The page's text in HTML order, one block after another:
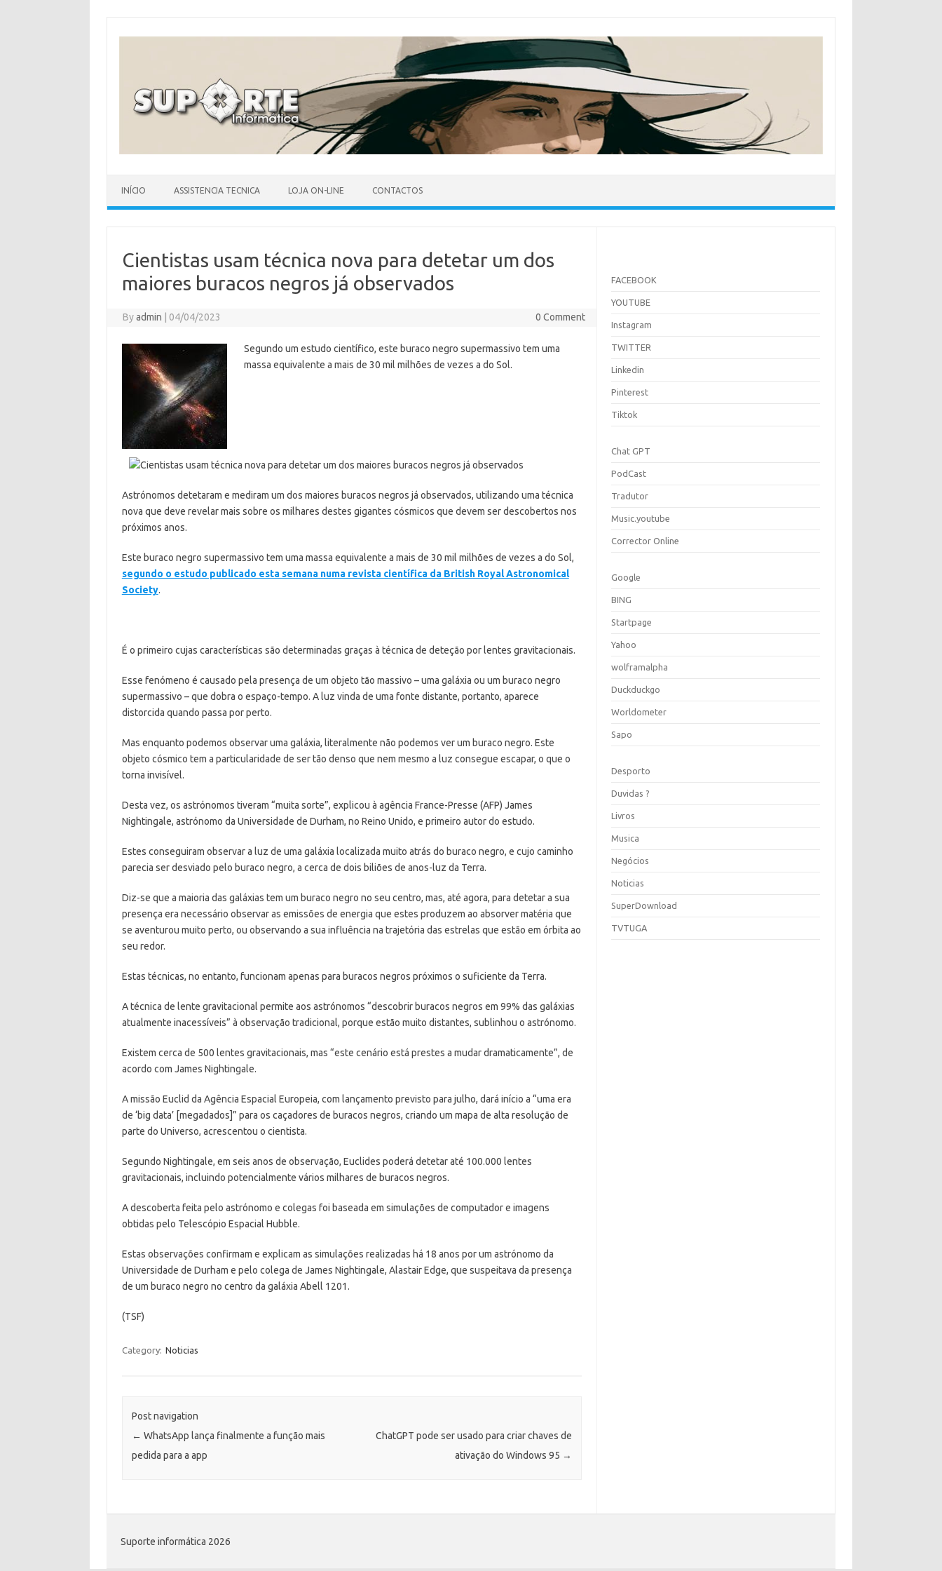
INÍCIO ASSISTENCIA TECNICA LOJA ON-LINE CONTACTOS
Cientistas usam técnica nova para detetar um dos
maiores buracos negros já observados
Byadmin 04/04/2023 0 Comment
Segundo um estudo científico, este buraco negro supermassivo tem uma
massa equivalente a mais de 30 mil milhões de vezes a do Sol.
Astrónomos detetaram e mediram um dos maiores buracos negros já observados, utilizando uma técnica
nova que deve revelar mais sobre os milhares destes gigantes cósmicos que devem ser descobertos nos
próximos anos.
Este buraco negro supermassivo tem uma massa equivalente a mais de 30 mil milhões de vezes a do Sol,
segundo o estudo publicado esta semana numa revista científica da British Royal Astronomical
Society.
É o primeiro cujas características são determinadas graças à técnica de deteção por lentes gravitacionais.
Esse fenómeno é causado pela presença de um objeto tão massivo – uma galáxia ou um buraco negro
supermassivo – que dobra o espaço-tempo. A luz vinda de uma fonte distante, portanto, aparece
distorcida quando passa por perto.
Mas enquanto podemos observar uma galáxia, literalmente não podemos ver um buraco negro. Este
objeto cósmico tem a particularidade de ser tão denso que nem mesmo a luz consegue escapar, o que o
torna invisível.
Desta vez, os astrónomos tiveram “muita sorte”, explicou à agência France-Presse (AFP) James
Nightingale, astrónomo da Universidade de Durham, no Reino Unido, e primeiro autor do estudo.
Estes conseguiram observar a luz de uma galáxia localizada muito atrás do buraco negro, e cujo caminho
parecia ser desviado pelo buraco negro, a cerca de dois biliões de anos-luz da Terra.
Diz-se que a maioria das galáxias tem um buraco negro no seu centro, mas, até agora, para detetar a sua
presença era necessário observar as emissões de energia que estes produzem ao absorver matéria que
se aventurou muito perto, ou observando a sua influência na trajetória das estrelas que estão em órbita ao
seu redor.
Estas técnicas, no entanto, funcionam apenas para buracos negros próximos o suficiente da Terra.
A técnica de lente gravitacional permite aos astrónomos “descobrir buracos negros em 99% das galáxias
atualmente inacessíveis” à observação tradicional, porque estão muito distantes, sublinhou o astrónomo.
Existem cerca de 500 lentes gravitacionais, mas “este cenário está prestes a mudar dramaticamente”, de
acordo com James Nightingale.
A missão Euclid da Agência Espacial Europeia, com lançamento previsto para julho, dará início a “uma era
de ‘big data’ [megadados]” para os caçadores de buracos negros, criando um mapa de alta resolução de
parte do Universo, acrescentou o cientista.
Segundo Nightingale, em seis anos de observação, Euclides poderá detetar até 100.000 lentes
gravitacionais, incluindo potencialmente vários milhares de buracos negros.
A descoberta feita pelo astrónomo e colegas foi baseada em simulações de computador e imagens
obtidas pelo Telescópio Espacial Hubble.
Estas observações confirmam e explicam as simulações realizadas há 18 anos por um astrónomo da
Universidade de Durham e pelo colega de James Nightingale, Alastair Edge, que suspeitava da presença
de um buraco negro no centro da galáxia Abell 1201.
(TSF)
Category: Noticias
Post navigation
← WhatsApp lança finalmente a função mais
pedida para a app
ChatGPT pode ser usado para criar chaves de
ativação do Windows 95 →
FACEBOOK
YOUTUBE
Instagram
TWITTER
Linkedin
Pinterest
Tiktok
Chat GPT
PodCast
Tradutor
Music.youtube
Corrector Online
Google
BING
Startpage
Yahoo
wolframalpha
Duckduckgo
Worldometer
Sapo
Desporto
Duvidas ?
Livros
Musica
Negócios
Noticias
SuperDownload
TVTUGA
Suporte informática 2026